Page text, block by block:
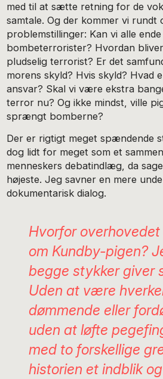
med til at sætte retning for de
samtale. Og der kommer vi rundt
problemstillinger: Kan vi alle
bombeterrorister? Hvordan
pludselig terrorist? Er det
morens skyld? Hvis skyld? Hvad
ansvar? Skal vi være ekstra
terror nu? Og ikke mindst, ville
sprængt bomberne?
Der er rigtigt meget spændende
dog lidt for meget som et
menneskers debatindlæg, da
højeste. Jeg savner en mere
dokumentarisk dialog.
Hvorfor
om Kundby-pigen?
begge stykker giver
Uden at være
dømmende eller
uden at løfte
med to forskellige
historien et indblik